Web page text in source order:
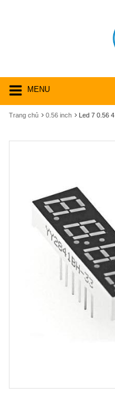
MENU
Trang chủ 0.56 inch Led 7 0.56